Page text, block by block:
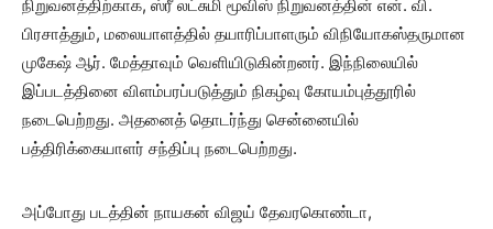
நிறுவனத்திற்காக, ஸ்ரீ லட்சுமி மூவிஸ் நிறுவனத்தின் என். வி.
பிரசாத்தும், மலையாளத்தில் தயாரிப்பாளரும் விநியோகஸ்தருமான
முகேஷ் ஆர். மேத்தாவும் வெளியிடுகின்றனர். இந்நிலையில்
இப்படத்தினை விளம்பரப்படுத்தும் நிகழ்வு கோயம்புத்தூரில்
நடைபெற்றது. அதனைத் தொடர்ந்து சென்னையில்
பத்திரிக்கையாளர் சந்திப்பு நடைபெற்றது.
அப்போது படத்தின் நாயகன் விஜய் தேவரகொண்டா,